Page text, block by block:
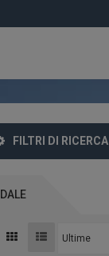
FILTRI DI RICERCA
Ultime